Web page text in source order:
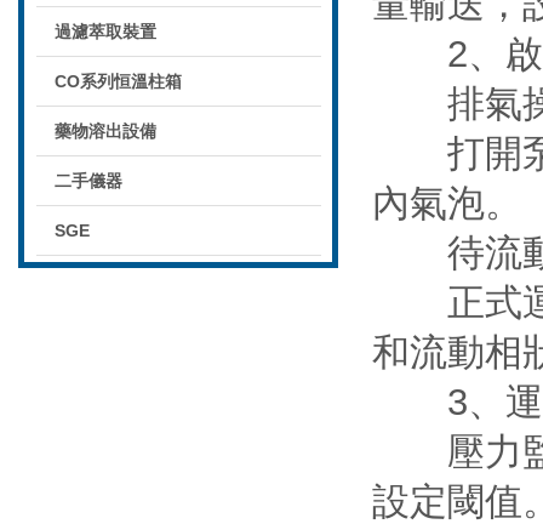
過濾萃取裝置
CO系列恒溫柱箱
藥物溶出設備
二手儀器
SGE
2、啟
排氣
打開泵
內氣泡。
待流動
正式運
和流動相
3、運
壓力監
設定閾值